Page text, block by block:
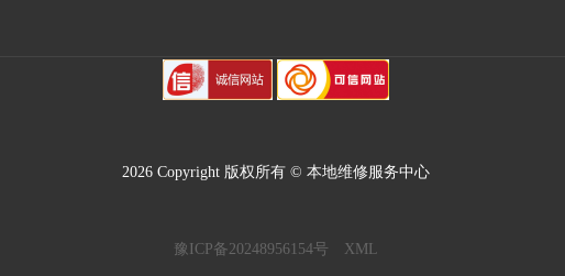
2026 Copyright 版权所有 © 本地维修服务中心
豫ICP备20248956154号 XML